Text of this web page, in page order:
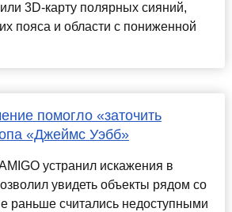
3D‑карту полярных сияний,
пояса и области с пониженной
помогло «заточить
«Джеймс Уэбб»
устранил искажения в
увидеть объекты рядом со
раньше считались недоступными